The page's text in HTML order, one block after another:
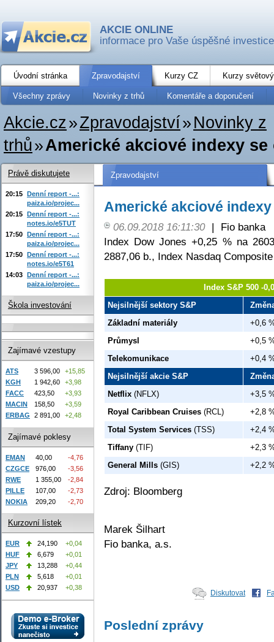
AKCIE ONLINE
informace pro Vaše úspěšné investice
Úvodní stránka Zpravodajství Kurzy CZ Kurzy
Všechny zprávy Novinky z trhů Komentáře a doporučení
Akcie.cz»Zpravodajství» Novinky z
trhů»Americké akciové indexy
Zpravodajství
Americké akciové
06.09.2018 16:11:30 |
Fio banka
Index Dow Jones +0,25 % na
2887,06 b., Index Nasdaq
Index S&P 500 -
Nejsilnější sektory S&P
Základní materiály
+0,6
Průmysl
+0,5
Telekomunikace
+0,4
Nejsilnější akcie S&P
Netflix (NFLX)
+3,5
Royal Caribbean Cruises (RCL)
+2,8
Total System Services (TSS)
+2,4
Tiffany (TIF)
+2,3
General Mills (GIS) +2,2
Zdroj: Bloomberg
Marek Šilhart
Fio banka, a.s.
Diskutovat
Poslední zprávy
Právě diskutujete
20:15 Denní report -...:
paiza.io/projec...
20:15 Denní report -...:
notes.io/e5TUT
17:50 Denní report -...:
paiza.io/projec...
17:50 Denní report -...:
notes.io/e5T61
14:03 Denní report -...:
paiza.io/projec...
Škola investování
Zajímavé vzestupy
ATS 3 596,00
+15,85
KGH
1 942,60
+3,98
FACC
423,50
+3,93
MACIN
158,50
+3,59
ERBAG
2 891,00 +2,48
Zajímavé poklesy
EMAN 40,00
-4,76
CZGCE
976,00
-3,56
RWE
1 355,00
-2,84
PILLE
107,00
-2,73
NOKIA
209,20 -2,70
Kurzovní lístek
EUR 24,190
+0,04
HUF
6,679
+0,01
JPY
13,288
+0,44
PLN
5,618
+0,01
USD
20,937 +0,38